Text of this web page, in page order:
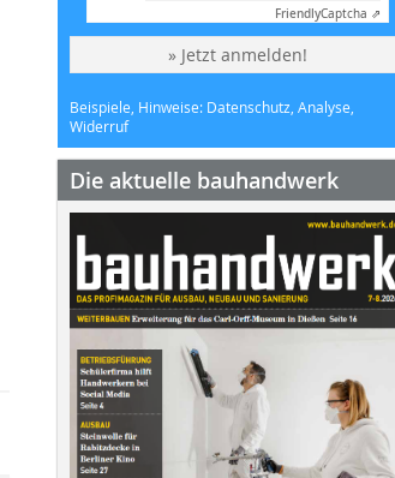
FriendlyCaptcha ⇗
» Jetzt anmelden!
Beispiele, Hinweise: Datenschutz, Analyse,
Widerruf
Die aktuelle bauhandwerk